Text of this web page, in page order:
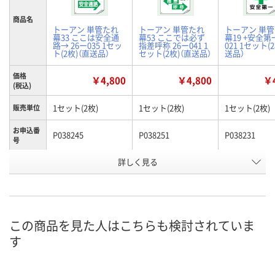
商品名
トーアン 単管たれ
幕33 ここは安全通
路→ 26ー035 1セッ
ト(2枚)（直送品）
トーアン 単管たれ
幕53 ここでは必ず
指差呼称 26ー041 1
セット(2枚)（直送品）
トーアン 単
幕19 +安全第
021 1セット(2
送品）
価格
(税込)
￥4,800 ￥4,800
販売単位 1セット(2枚) 1セット(2枚) 1セット(2枚)
お申込番
号
P038245 P038251 P038231
直送品
数量 数量
詳しく見る
この商品を見た人はこちらも検討されていま
す